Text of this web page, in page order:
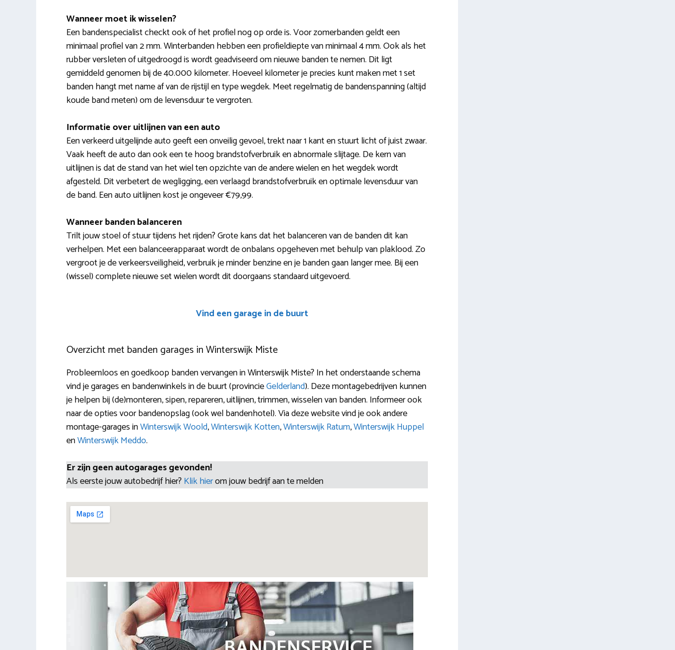
Wanneer moet ik wisselen?
Een bandenspecialist checkt ook of het profiel nog op orde is. Voor zomerbanden geldt een
minimaal profiel van 2 mm. Winterbanden hebben een profieldiepte van minimaal 4 mm. Ook als het
rubber versleten of uitgedroogd is wordt geadviseerd om nieuwe banden te nemen. Dit ligt
gemiddeld genomen bij de 40.000 kilometer. Hoeveel kilometer je precies kunt maken met 1 set
banden hangt met name af van de rijstijl en type wegdek. Meet regelmatig de bandenspanning (altijd
koude band meten) om de levensduur te vergroten.
Informatie over uitlijnen van een auto
Een verkeerd uitgelijnde auto geeft een onveilig gevoel, trekt naar 1 kant en stuurt licht of juist zwaar.
Vaak heeft de auto dan ook een te hoog brandstofverbruik en abnormale slijtage. De kern van
uitlijnen is dat de stand van het wiel ten opzichte van de andere wielen en het wegdek wordt
afgesteld. Dit verbetert de wegligging, een verlaagd brandstofverbruik en optimale levensduur van
de band. Een auto uitlijnen kost je ongeveer €79,99.
Wanneer banden balanceren
Trilt jouw stoel of stuur tijdens het rijden? Grote kans dat het balanceren van de banden dit kan
verhelpen. Met een balanceerapparaat wordt de onbalans opgeheven met behulp van plaklood. Zo
vergroot je de verkeersveiligheid, verbruik je minder benzine en je banden gaan langer mee. Bij een
(wissel) complete nieuwe set wielen wordt dit doorgaans standaard uitgevoerd.
Vind een garage in de buurt
Overzicht met banden garages in Winterswijk Miste
Probleemloos en goedkoop banden vervangen in Winterswijk Miste? In het onderstaande schema
vind je garages en bandenwinkels in de buurt (provincieGelderland). Deze montagebedrijven kunnen
je helpen bij (de)monteren, sipen, repareren, uitlijnen, trimmen, wisselen van banden. Informeer ook
naar de opties voor bandenopslag (ook wel bandenhotel). Via deze website vind je ook andere
montage-garages inWinterswijk Woold,Winterswijk Kotten,Winterswijk Ratum,Winterswijk Huppel
enWinterswijk Meddo.
Er zijn geen autogarages gevonden!
Als eerste jouw autobedrijf hier? Klik hierom jouw bedrijf aan te melden